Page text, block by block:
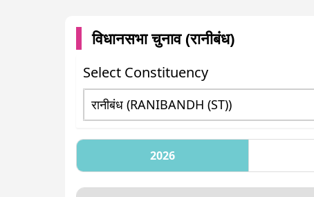
विधानसभा चुनाव (रानीबंध)
Select Constituency
2026